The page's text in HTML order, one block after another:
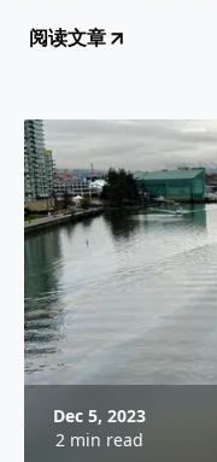
阅读文章
Dec 5, 2023
2 min read